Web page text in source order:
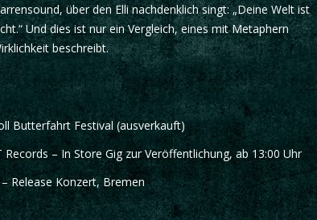
über den Elli nachdenklich singt: „Deine Welt ist
Und dies ist nur ein Vergleich, eines mit Metaphern
beschreibt.
Butterfahrt Festival (ausverkauft)
– In Store Gig zur Veröffentlichung, ab 13:00 Uhr
Release Konzert, Bremen